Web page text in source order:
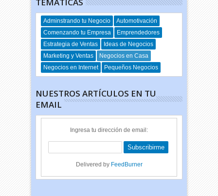
Adminstrando tu Negocio
Automotivación
Comenzando tu Empresa
Emprendedores
Estrategia de Ventas
Ideas de Negocios
Marketing y Ventas
Negocios en Casa
Negocios en Internet
Pequeños Negocios
NUESTROS ARTÍCULOS EN TU
EMAIL
Ingresa tu dirección de email:
Delivered by FeedBurner